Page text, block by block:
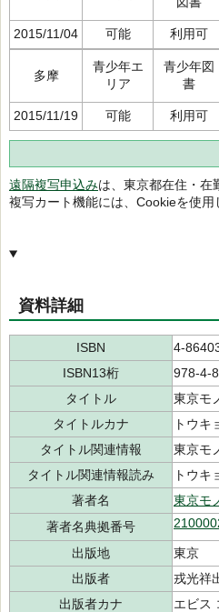
2015/11/04 可能 利用可
多摩
青少年エ
リア
青少年図
書
2015/11/19 可能 利用可
遠隔複写申込みは、東京都在住・在
複写カート機能には、Cookieを使
資料詳細
ISBN
4-
ISBN13桁
978-4-
タイトル
東京モ
タイトルカナ
トウキ
タイトル関連情報
東京モ
タイトル関連情報読み
トウキ
著者名
東京モ
著者名典拠番号
出版地
東京
出版者
戎光祥
出版者カナ
エビス